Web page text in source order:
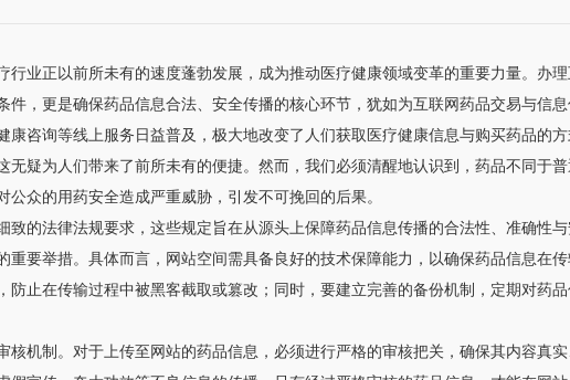
行业正以前所未有的速度蓬勃发展，成为推动医疗健康领域变革的重要力量。办
件，更是确保药品信息合法、安全传播的核心环节，犹如为互联网药品交易与信
康咨询等线上服务日益普及，极大地改变了人们获取医疗健康信息与购买药品的
无疑为人们带来了前所未有的便捷。然而，我们必须清醒地认识到，药品不同于
众的用药安全造成严重威胁，引发不可挽回的后果。
致的法律法规要求，这些规定旨在从源头上保障药品信息传播的合法性、准确性
重要举措。具体而言，网站空间需具备良好的技术保障能力，以确保药品信息在
防止在传输过程中被黑客截取或篡改；同时，要建立完善的备份机制，定期对药
核机制。对于上传至网站的药品信息，必须进行严格的审核把关，确保其内容真